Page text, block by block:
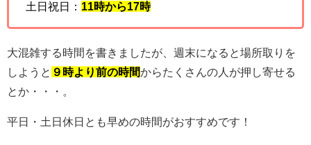
土日祝日： 11時から17時
大混雑する時間を書きましたが、週末になると場所取りを
しようと ９時より前の時間からたくさんの人が押し寄せる
とか・・・。
平日・土日休日とも早めの時間がおすすめです！